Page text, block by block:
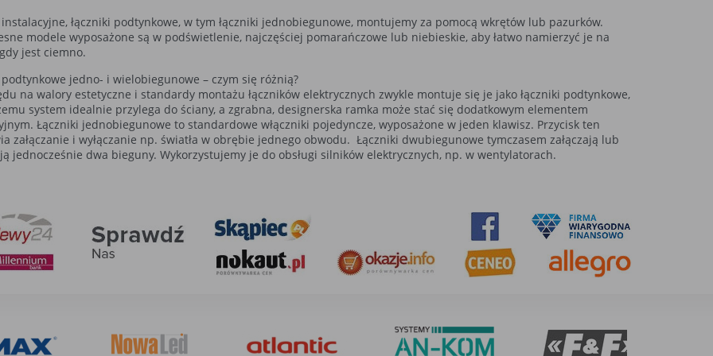
przechowywane w urządzeniach końcowych użytkowników i przeznaczone do korzystania ze stron internetowych.
łączniki podtynkowe, w tym łączniki jednobiegunowe, montujemy za pomocą wkrętów lub pazurków.
modele wyposażone są w podświetlenie, najczęściej pomarańczowe lub niebieskie, aby łatwo namierzyć je na
jest ciemno.
jedno- i wielobiegunowe – czym się różnią?
na walory estetyczne i standardy montażu łączników elektrycznych zwykle montuje się je jako łączniki podtynkowe,
system idealnie przylega do ściany, a zgrabna, designerska ramka może stać się dodatkowym elementem
Łączniki jednobiegunowe to standardowe włączniki pojedyncze, wyposażone w jeden klawisz. Przycisk ten
załączanie i wyłączanie np. światła w obrębie jednego obwodu. Łączniki dwubiegunowe tymczasem załączają lub
jednocześnie dwa bieguny. Wykorzystujemy je do obsługi silników elektrycznych, np. w wentylatorach.